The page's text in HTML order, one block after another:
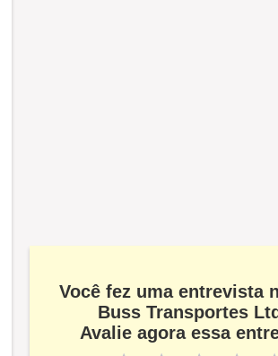
Você fez uma entrevista
Buss Transportes
Avalie agora essa